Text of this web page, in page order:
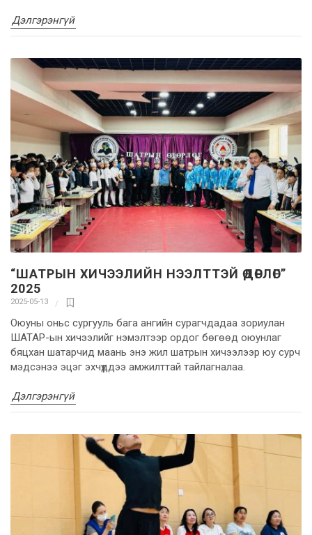
Дэлгэрэнгүй
“ШАТРЫН ХИЧЭЭЛИЙН НЭЭЛТТЭЙ ӨДӨРЛӨГ”
2025
2025-05-13
Оюуны оньс сургууль бага ангийн сурагчдадаа зориулан
ШАТАР-ын хичээлийг нэмэлтээр ордог бөгөөд оюунлаг
бяцхан шатарчид маань энэ жил шатрын хичээлээр юу сурч
мэдсэнээ эцэг эхчүүддээ амжилттай тайлагналаа.
Дэлгэрэнгүй